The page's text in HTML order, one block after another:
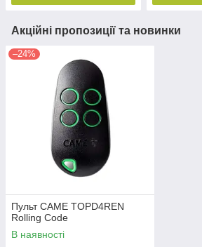
Акційні пропозиції та новинки
–24%
Пульт CAME TOPD4REN
Rolling Code
В наявності